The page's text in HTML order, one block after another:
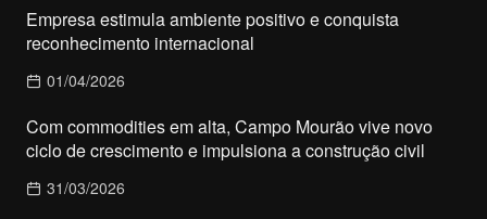
Empresa estimula ambiente positivo e conquista
reconhecimento internacional
01/04/2026
Com commodities em alta, Campo Mourão vive novo
ciclo de crescimento e impulsiona a construção civil
31/03/2026